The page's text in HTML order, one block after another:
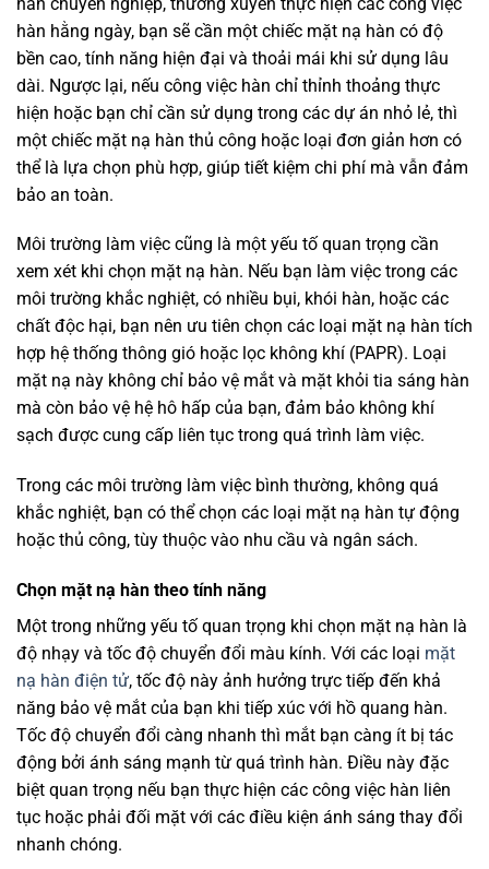
hàn hằng ngày, bạn sẽ cần một chiếc mặt nạ hàn có độ
bền cao, tính năng hiện đại và thoải mái khi sử dụng lâu
dài. Ngược lại, nếu công việc hàn chỉ thỉnh thoảng thực
hiện hoặc bạn chỉ cần sử dụng trong các dự án nhỏ lẻ, thì
một chiếc mặt nạ hàn thủ công hoặc loại đơn giản hơn có
thể là lựa chọn phù hợp, giúp tiết kiệm chi phí mà vẫn đảm
bảo an toàn.
Môi trường làm việc cũng là một yếu tố quan trọng cần
xem xét khi chọn mặt nạ hàn. Nếu bạn làm việc trong các
môi trường khắc nghiệt, có nhiều bụi, khói hàn, hoặc các
chất độc hại, bạn nên ưu tiên chọn các loại mặt nạ hàn tích
hợp hệ thống thông gió hoặc lọc không khí (PAPR). Loại
mặt nạ này không chỉ bảo vệ mắt và mặt khỏi tia sáng hàn
mà còn bảo vệ hệ hô hấp của bạn, đảm bảo không khí
sạch được cung cấp liên tục trong quá trình làm việc.
Trong các môi trường làm việc bình thường, không quá
khắc nghiệt, bạn có thể chọn các loại mặt nạ hàn tự động
hoặc thủ công, tùy thuộc vào nhu cầu và ngân sách.
Chọn mặt nạ hàn theo tính năng
Một trong những yếu tố quan trọng khi chọn mặt nạ hàn là
độ nhạy và tốc độ chuyển đổi màu kính. Với các loại mặt
nạ hàn điện tử, tốc độ này ảnh hưởng trực tiếp đến khả
năng bảo vệ mắt của bạn khi tiếp xúc với hồ quang hàn.
Tốc độ chuyển đổi càng nhanh thì mắt bạn càng ít bị tác
động bởi ánh sáng mạnh từ quá trình hàn. Điều này đặc
biệt quan trọng nếu bạn thực hiện các công việc hàn liên
tục hoặc phải đối mặt với các điều kiện ánh sáng thay đổi
nhanh chóng.